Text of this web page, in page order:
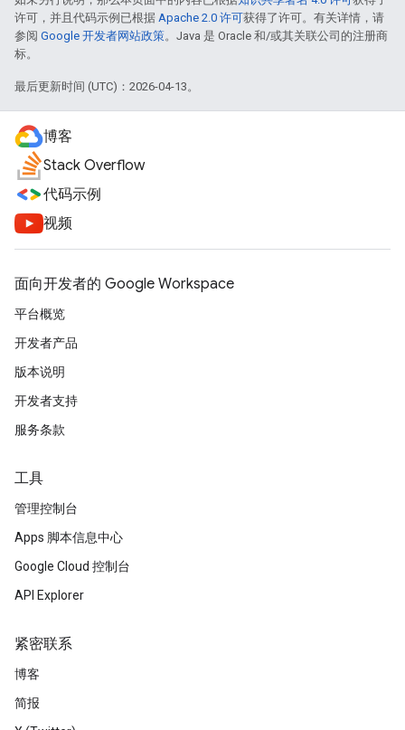
许可，并且代码示例已根据 Apache 2.0 许可获得了许可。有关详情，请
参阅 Google 开发者网站政策。Java 是 Oracle 和/或其关联公司的注册商
标。
最后更新时间 (UTC)：2026-04-13。
博客
Stack Overflow
代码示例
视频
面向开发者的 Google Workspace
平台概览
开发者产品
版本说明
开发者支持
服务条款
工具
管理控制台
Apps 脚本信息中心
Google Cloud 控制台
API Explorer
紧密联系
博客
简报